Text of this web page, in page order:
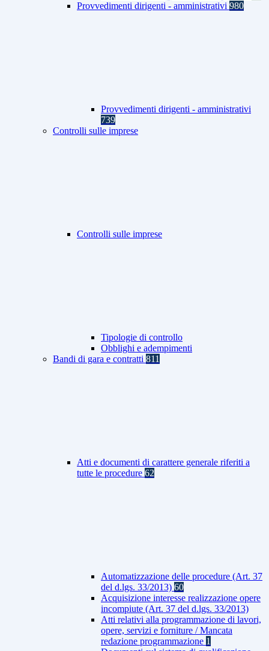
Provvedimenti dirigenti - amministrativi 980
Provvedimenti dirigenti - amministrativi
739
Controlli sulle imprese
Controlli sulle imprese
Tipologie di controllo
Obblighi e adempimenti
Bandi di gara e contratti 811
Atti e documenti di carattere generale riferiti a
tutte le procedure 62
Automatizzazione delle procedure (Art. 37
del d.lgs. 33/2013) 60
Acquisizione interesse realizzazione opere
incompiute (Art. 37 del d.lgs. 33/2013)
Atti relativi alla programmazione di lavori,
opere, servizi e forniture / Mancata
redazione programmazione 1